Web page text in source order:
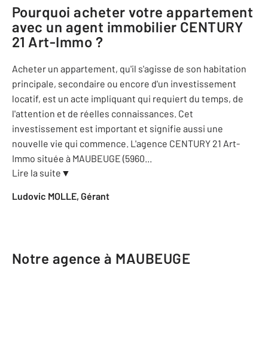
Pourquoi acheter votre appartement
avec un agent immobilier CENTURY
21 Art-Immo ?
Acheter un appartement, qu'il s'agisse de son habitation
principale, secondaire ou encore d'un investissement
locatif, est un acte impliquant qui requiert du temps, de
l'attention et de réelles connaissances. Cet
investissement est important et signifie aussi une
nouvelle vie qui commence. L'agence CENTURY 21 Art-
Immo située à MAUBEUGE (5960...
Lire la suite ▼
Ludovic MOLLE, Gérant
Notre agence à MAUBEUGE